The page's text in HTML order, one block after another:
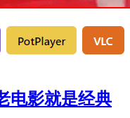
电影就是经典